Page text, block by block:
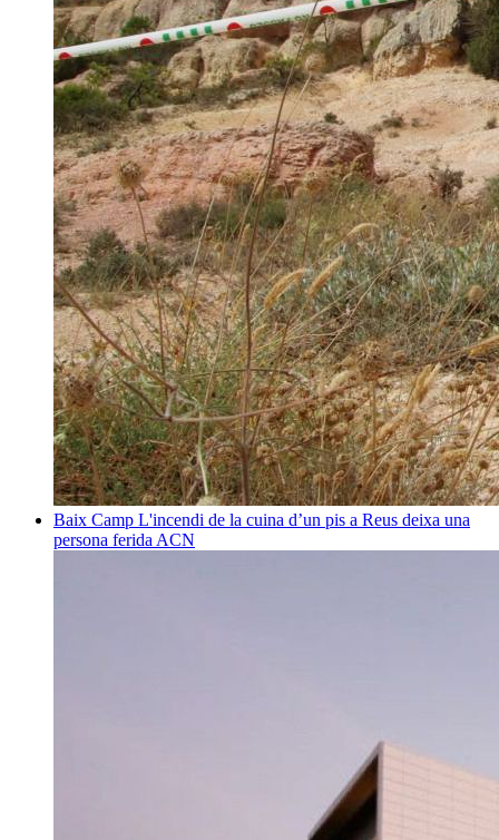
Baix Camp L'incendi de la cuina d’un pis a Reus deixa una
persona ferida ACN